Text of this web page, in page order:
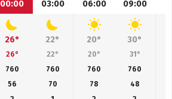
00:00
03:00 06:00 09:00
26° 22° 20° 30°
26° 22° 20° 31°
760
760 760 760
56
70 78 48